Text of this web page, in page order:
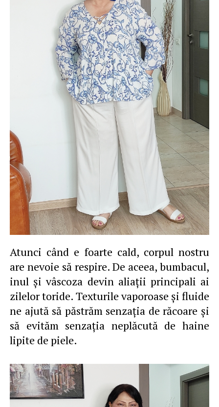
Atunci când e foarte cald, corpul nostru
are nevoie să respire. De aceea, bumbacul,
inul și vâscoza devin aliații principali ai
zilelor toride. Texturile vaporoase și fluide
ne ajută să păstrăm senzația de răcoare și
să evităm senzația neplăcută de haine
lipite de piele.